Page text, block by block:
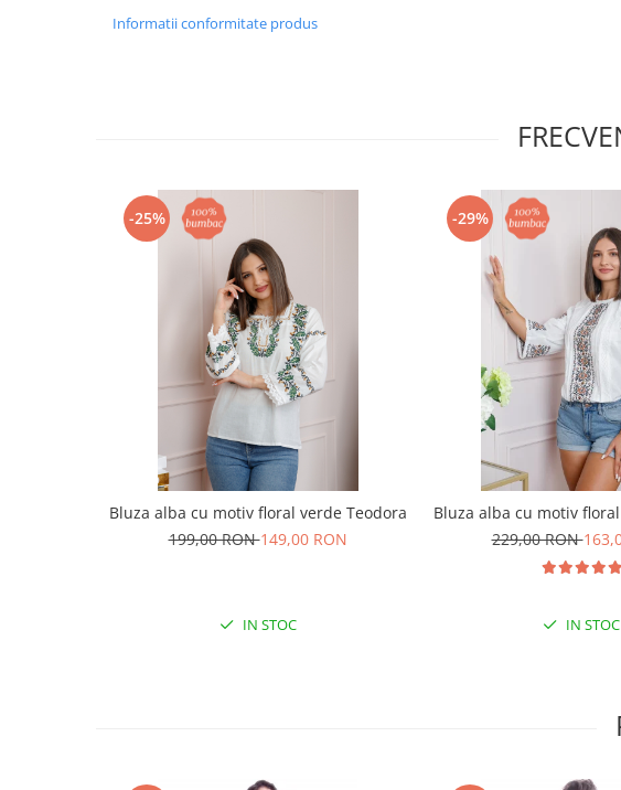
Informatii conformitate produs
-25%
Bluza alba cu motiv floral verde Teodora
199,00 RON149,00 RON
IN STOC
-29%
Bluza alba cu motiv
229,00 RON
IN STOC